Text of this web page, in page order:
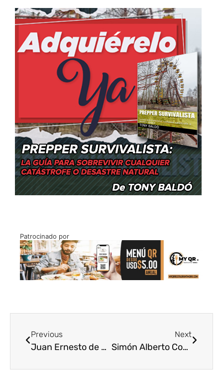
Patrocinado por
Previous
Juan Ernesto de Mosquera: narrar Venezuela desde la memoria y la ficción
Next
Simón Alberto Consalvi: intelectual, historiador y pilar de la cultura democrática venezolana